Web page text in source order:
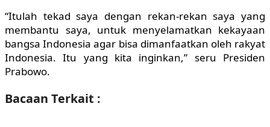
“Itulah tekad saya dengan rekan-rekan saya yang
membantu saya, untuk menyelamatkan kekayaan
bangsa Indonesia agar bisa dimanfaatkan oleh rakyat
Indonesia. Itu yang kita inginkan,” seru Presiden
Prabowo.
Bacaan Terkait :